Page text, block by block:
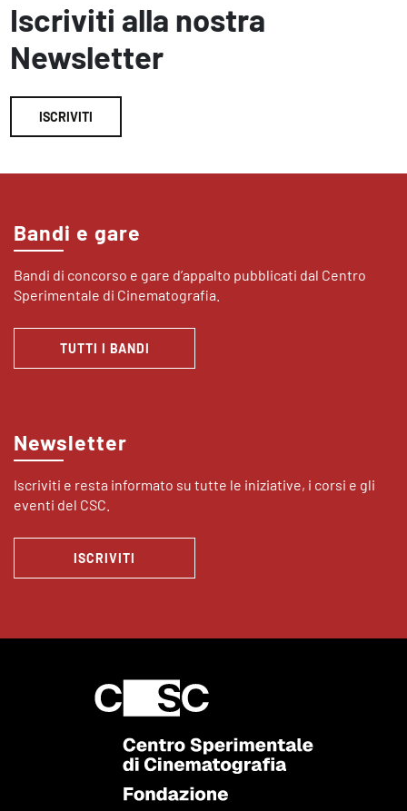
Iscriviti alla nostra
Newsletter
ISCRIVITI
Bandi e gare
Bandi di concorso e gare d’appalto pubblicati dal Centro
Sperimentale di Cinematografia.
TUTTI I BANDI
Newsletter
Iscriviti e resta informato su tutte le iniziative, i corsi e gli
eventi del CSC.
ISCRIVITI